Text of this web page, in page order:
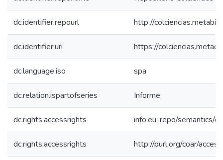
dc.identifier.repourl http://
dc.identifier.uri https://
dc.language.iso spa
dc.relation.ispartofseries Informe;
dc.rights.accessrights info:eu-repo/semantics/
dc.rights.accessrights http://purl.org/coar/